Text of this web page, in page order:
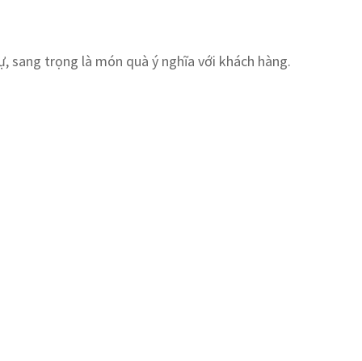
sang trọng là món quà ý nghĩa với khách hàng.